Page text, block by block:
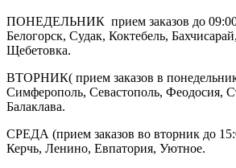
ПОНЕДЕЛЬНИК прием заказов до 09:00
Белогорск, Судак, Коктебель,
Щебетовка.
ВТОРНИК( прием заказов в
Симферополь, Севастополь, Феодосия,
Балаклава.
СРЕДА (прием заказов во вторник до
Керчь, Ленино, Евпатория, Уютное.